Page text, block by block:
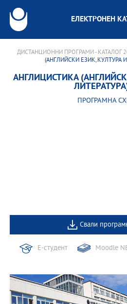
ЕЛЕКТРОНЕН
ДИСТАНЦИОННИ ПРОГРАМИ - КАТАЛОГ
(АНГЛИЙСКИ ЕЗИК, КУЛТУРА
АНГЛИЦИСТИКА
ПРОГРАМНА
Свали
Е-студент Moodle